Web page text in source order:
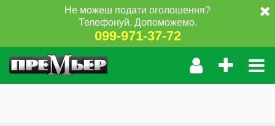
Не можеш подати оголошення?
Телефонуй. Допоможемо.
099-971-37-72